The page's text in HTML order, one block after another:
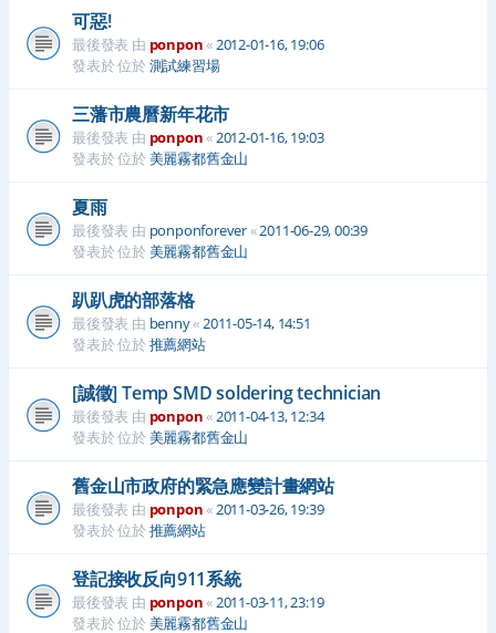
可惡!
最後發表 由 ponpon« 2012-01-16, 19:06
發表於 位於 測試練習場
三藩市農曆新年花市
最後發表 由 ponpon« 2012-01-16, 19:03
發表於 位於 美麗霧都舊金山
夏雨
最後發表 由 ponponforever«2011-06-29, 00:39
發表於 位於 美麗霧都舊金山
趴趴虎的部落格
最後發表 由 benny« 2011-05-14, 14:51
發表於 位於 推薦網站
[誠徵] Temp SMD soldering technician
最後發表 由 ponpon« 2011-04-13, 12:34
發表於 位於 美麗霧都舊金山
舊金山市政府的緊急應變計畫網站
最後發表 由 ponpon« 2011-03-26, 19:39
發表於 位於 推薦網站
登記接收反向911系統
最後發表 由 ponpon« 2011-03-11, 23:19
發表於 位於 美麗霧都舊金山